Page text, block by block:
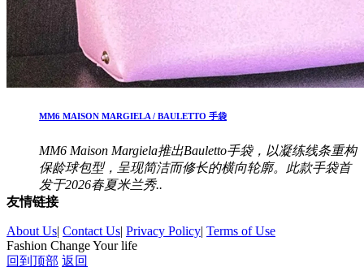
MM6 MAISON MARGIELA / BAULETTO 手袋
MM6 Maison Margiela推出Bauletto手袋，以凝练线条重构
保龄球包型，呈现简洁而修长的横向轮廓。此款手袋首
发于2026春夏米兰秀..
友情链接
About Us| Contact Us| Privacy Policy| Terms of Use
Fashion Change Your life
回到顶部 返回